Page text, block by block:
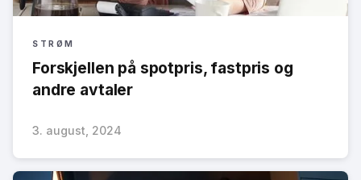
STRØM
Forskjellen på spotpris, fastpris og
andre avtaler
3. august, 2024